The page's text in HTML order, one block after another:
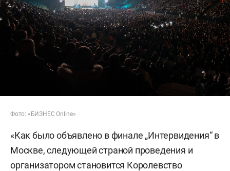
Фото: «БИЗНЕС Online»
«Как было объявлено в финале „Интервидения“ в
Москве, следующей страной проведения и
организатором становится Королевство